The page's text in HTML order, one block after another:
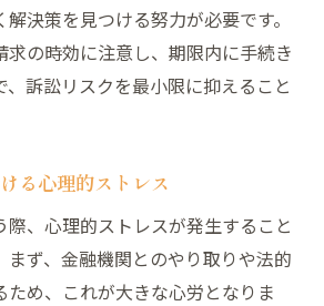
決策を見つける努力が必要です。
求の時効に注意し、期限内に手続き
、訴訟リスクを最小限に抑えること
る心理的ストレス
、心理的ストレスが発生すること
まず、金融機関とのやり取りや法的
ため、これが大きな心労となりま